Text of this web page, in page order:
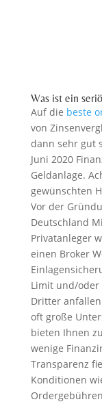
Was ist ein
Auf die beste
von
dann sehr gut
Juni 2020
Geldanlage.
gewünschten
Vor der
Deutschland
Privatanleger
einen Broker
Limit und/oder
Dritter
oft große
bieten Ihnen
wenige
Transparenz
Konditionen